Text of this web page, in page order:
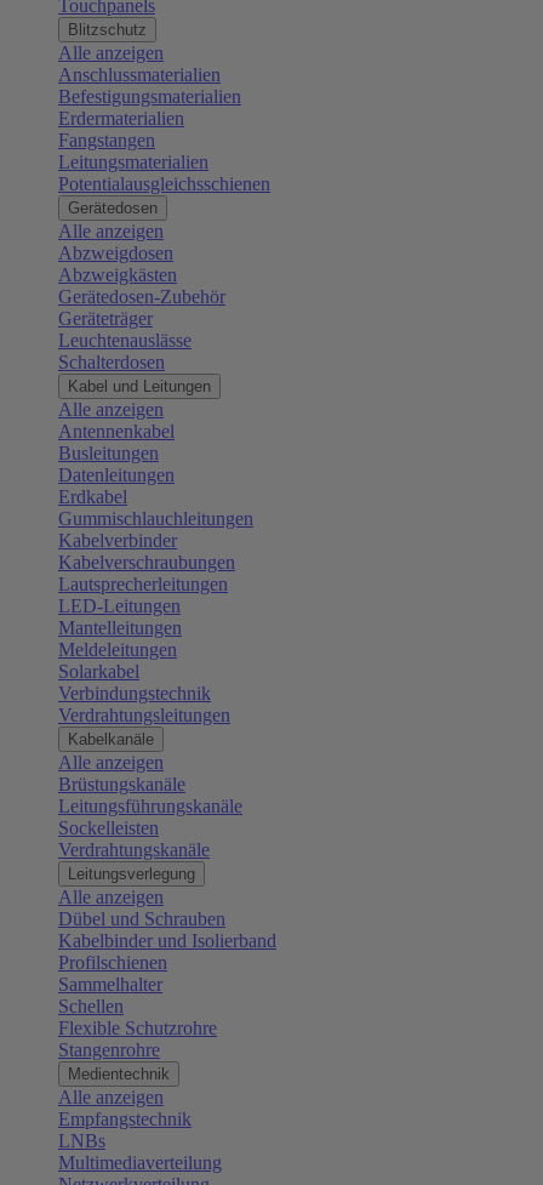
Touchpanels
Blitzschutz
Alle anzeigen
Anschlussmaterialien
Befestigungsmaterialien
Erdermaterialien
Fangstangen
Leitungsmaterialien
Potentialausgleichsschienen
Gerätedosen
Alle anzeigen
Abzweigdosen
Abzweigkästen
Gerätedosen-Zubehör
Geräteträger
Leuchtenauslässe
Schalterdosen
Kabel und Leitungen
Alle anzeigen
Antennenkabel
Busleitungen
Datenleitungen
Erdkabel
Gummischlauchleitungen
Kabelverbinder
Kabelverschraubungen
Lautsprecherleitungen
LED-Leitungen
Mantelleitungen
Meldeleitungen
Solarkabel
Verbindungstechnik
Verdrahtungsleitungen
Kabelkanäle
Alle anzeigen
Brüstungskanäle
Leitungsführungskanäle
Sockelleisten
Verdrahtungskanäle
Leitungsverlegung
Alle anzeigen
Dübel und Schrauben
Kabelbinder und Isolierband
Profilschienen
Sammelhalter
Schellen
Flexible Schutzrohre
Stangenrohre
Medientechnik
Alle anzeigen
Empfangstechnik
LNBs
Multimediaverteilung